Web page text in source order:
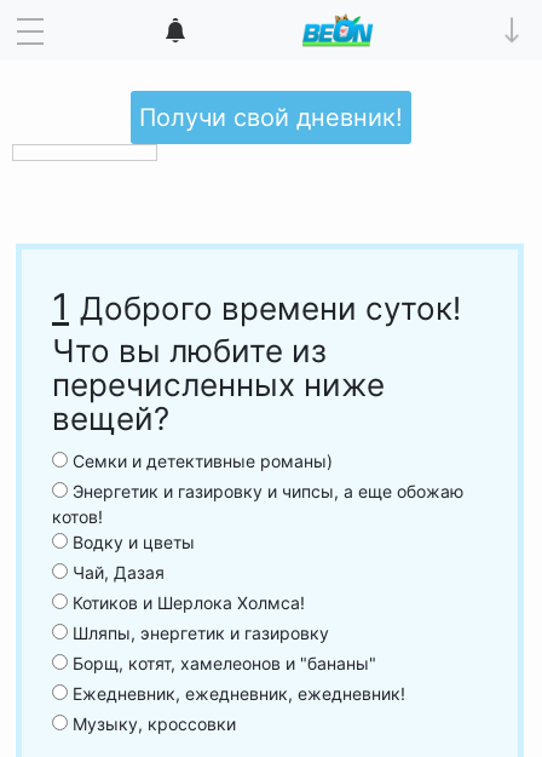
Получи свой дневник!
1 Доброго времени суток!
Что вы любите из
перечисленных ниже
вещей?
Семки и детективные романы)
Энергетик и газировку и чипсы, а еще обожаю
котов!
Водку и цветы
Чай, Дазая
Котиков и Шерлока Холмса!
Шляпы, энергетик и газировку
Борщ, котят, хамелеонов и "бананы"
Ежедневник, ежедневник, ежедневник!
Музыку, кроссовки